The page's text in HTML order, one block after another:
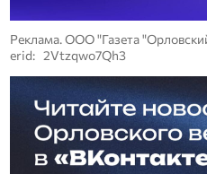
Реклама. ООО "Газета
erid: 2Vtzqwo7Qh3